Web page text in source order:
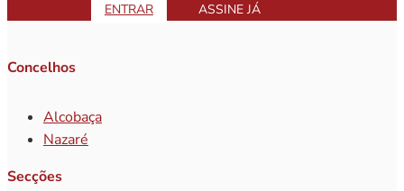
ENTRAR ASSINE JÁ
Concelhos
Alcobaça
Nazaré
Secções